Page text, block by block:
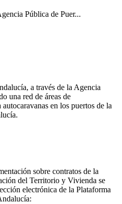
Pública de Puer...
a través de la Agencia
una red de áreas de
en los puertos de la
sobre contratos de la
del Territorio y Vivienda se
electrónica de la Plataforma